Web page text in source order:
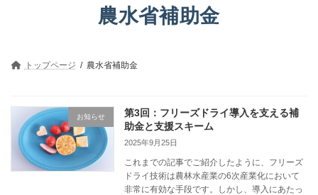
農水省補助金
トップページ 農水省補助金
お知らせ
第3回：フリーズドライ導入を支える補
助金と支援スキーム
2025年9月25日
これまでの記事でご紹介したように、フリーズ
ドライ技術は農林水産業の6次産業化において
非常に有効な手段です。しかし、導入にあたっ